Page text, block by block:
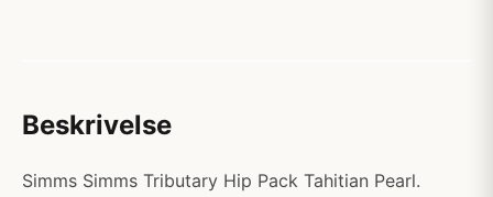
Beskrivelse
Simms Simms Tributary Hip Pack Tahitian Pearl.